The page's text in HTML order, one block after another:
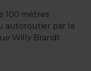
100 mètres
autoroutier par la
Willy Brandt